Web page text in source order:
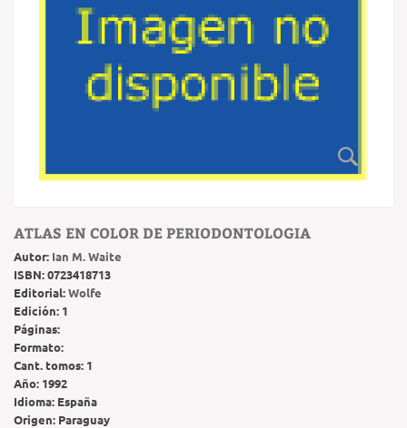
ATLAS EN COLOR DE PERIODONTOLOGIA
Autor: Ian M. Waite
ISBN:0723418713
Editorial:Wolfe
Edición: 1
Páginas:
Formato:
Cant. tomos: 1
Año: 1992
Idioma: España
Origen: Paraguay